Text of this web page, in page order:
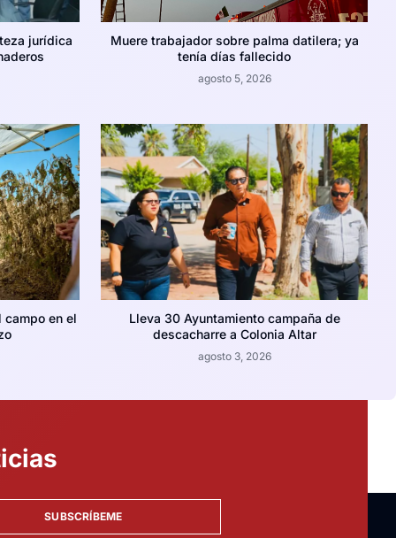
jurídica
Muere trabajador sobre palma datilera; ya
tenía días fallecido
agosto 5, 2026
campo en el
Lleva 30 Ayuntamiento campaña de
descacharre a Colonia Altar
agosto 3, 2026
SUBSCRÍBEME